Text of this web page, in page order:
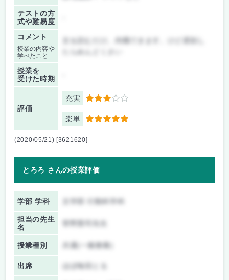
テストの方
式や難易度
コメント
授業の内容や
学べたこと
授業を
受けた時期
評価
充実 3
楽単 5
(2020/05/21) [3621620]
とろろ さんの授業評価
学部 学科
担当の先生
名
授業種別 共通(一般教養)
出席 ほぼ毎回とる